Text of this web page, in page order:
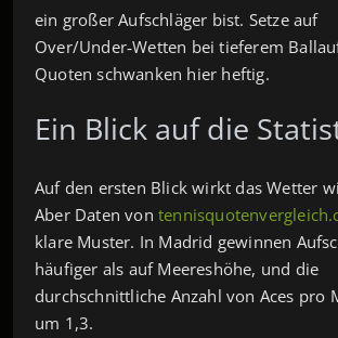
ein großer Aufschläger bist. Setze auf
Over/Under‑Wetten bei tieferem
Quoten schwanken hier heftig.
Ein Blick auf die
Auf den ersten Blick wirkt das Wetter
Aber Daten von
klare Muster. In Madrid gewinnen
häufiger als auf Meereshöhe, und die
durchschnittliche Anzahl von Aces pro
um 1,3.